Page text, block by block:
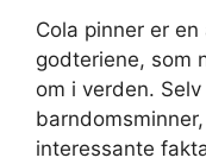
Cola pinner er
godteriene, som
om i verden.
interessante